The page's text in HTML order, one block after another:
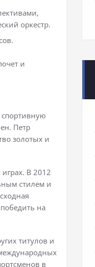
оркестр.
и
Петр
золотых и
В 2012
стилем и
на
титулов и
в